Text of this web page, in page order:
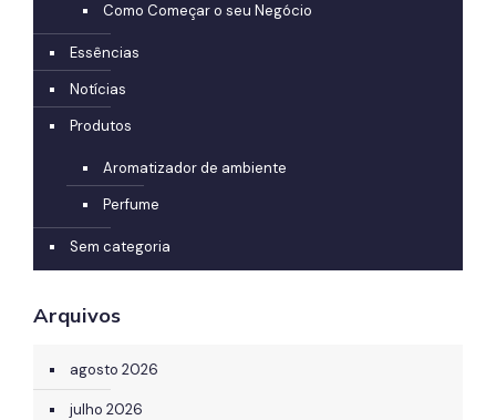
Como Começar o seu Negócio
Essências
Notícias
Produtos
Aromatizador de ambiente
Perfume
Sem categoria
Arquivos
agosto 2026
julho 2026